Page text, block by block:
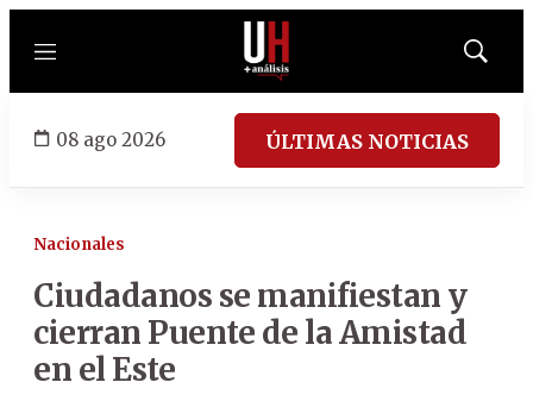
Menú
Mostrar
08 ago 2026 ÚLTIMAS NOTICIAS
Nacionales
Ciudadanos se manifiestan y
cierran Puente de la Amistad
en el Este